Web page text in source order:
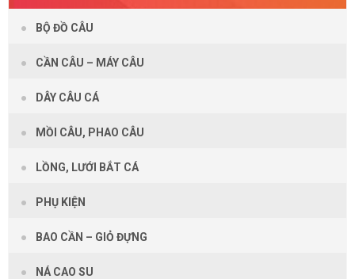
BỘ ĐỒ CÂU
CẦN CÂU – MÁY CÂU
DÂY CÂU CÁ
MỒI CÂU, PHAO CÂU
LỒNG, LƯỚI BẮT CÁ
PHỤ KIỆN
BAO CẦN – GIỎ ĐỰNG
NÁ CAO SU